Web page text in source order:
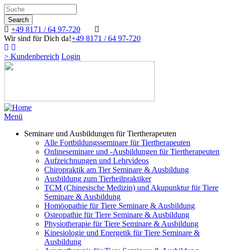
Direkt
zum
Inhalt
Search
Search
+49 8171 / 64 97-720
Wir sind für Dich da!+49 8171 / 64 97-720
> Kundenbereich Login
Image
Menü
Seminare und Ausbildungen für Tiertherapeuten
Alle Fortbildungsseminare für Tiertherapeuten
Onlineseminare und -Ausbildungen für Tiertherapeuten
Aufzeichnungen und Lehrvideos
Chiropraktik am Tier Seminare & Ausbildung
Ausbildung zum Tierheilpraktiker
TCM (Chinesische Medizin) und Akupunktur für Tiere
Seminare & Ausbildung
Homöopathie für Tiere Seminare & Ausbildung
Osteopathie für Tiere Seminare & Ausbildung
Physiotherapie für Tiere Seminare & Ausbildung
Kinesiologie und Energetik für Tiere Seminare &
Ausbildung